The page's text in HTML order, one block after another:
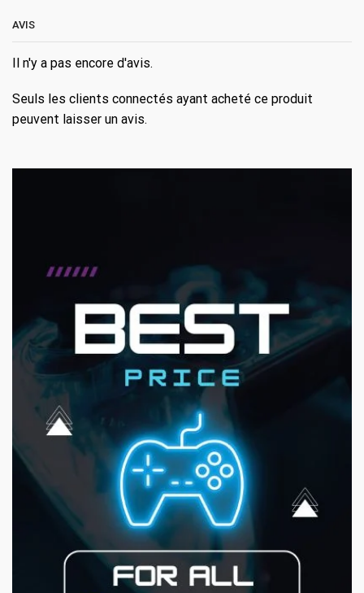
AVIS
Il n'y a pas encore d'avis.
Seuls les clients connectés ayant acheté ce produit
peuvent laisser un avis.